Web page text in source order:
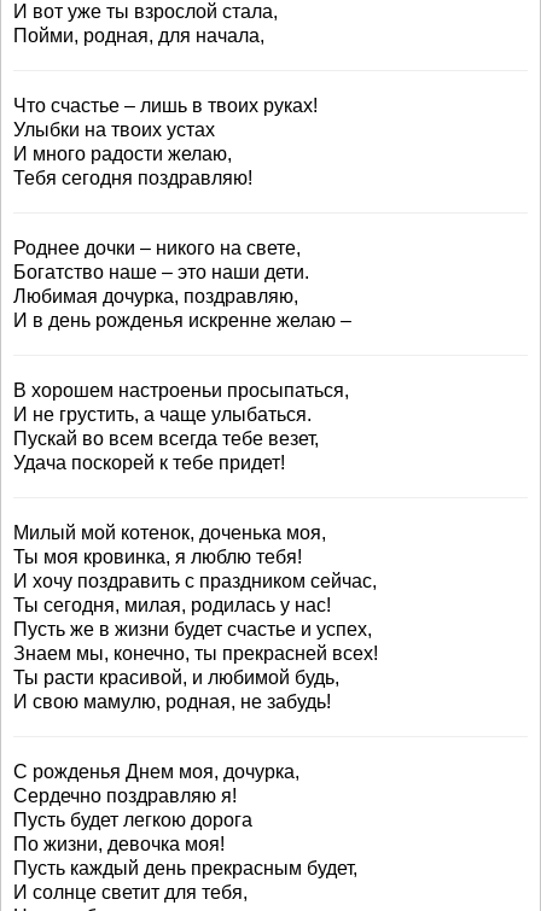
И вот уже ты взрослой стала,
Пойми, родная, для начала,
Что счастье – лишь в твоих руках!
Улыбки на твоих устах
И много радости желаю,
Тебя сегодня поздравляю!
Роднее дочки – никого на свете,
Богатство наше – это наши дети.
Любимая дочурка, поздравляю,
И в день рожденья искренне желаю –
В хорошем настроеньи просыпаться,
И не грустить, а чаще улыбаться.
Пускай во всем всегда тебе везет,
Удача поскорей к тебе придет!
Милый мой котенок, доченька моя,
Ты моя кровинка, я люблю тебя!
И хочу поздравить с праздником сейчас,
Ты сегодня, милая, родилась у нас!
Пусть же в жизни будет счастье и успех,
Знаем мы, конечно, ты прекрасней всех!
Ты расти красивой, и любимой будь,
И свою мамулю, родная, не забудь!
С рожденья Днем моя, дочурка,
Сердечно поздравляю я!
Пусть будет легкою дорога
По жизни, девочка моя!
Пусть каждый день прекрасным будет,
И солнце светит для тебя,